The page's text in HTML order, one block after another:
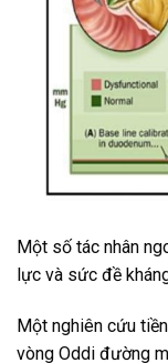
Một số tác nhân
lực và sức đề
Một nghiên cứu
vòng Oddi đường